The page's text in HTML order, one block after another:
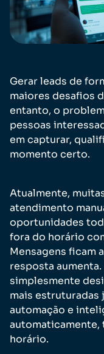
Gerar leads de
maiores desafios
entanto, o
pessoas
em capturar,
momento certo.
Atualmente,
atendimento
oportunidades
fora do horário
Mensagens ficam
resposta
simplesmente
mais
automação e
automaticamente,
horário.